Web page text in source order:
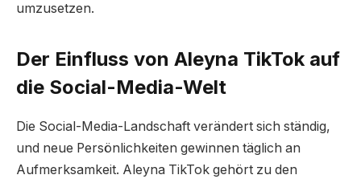
umzusetzen.
Der Einfluss von Aleyna TikTok auf
die Social-Media-Welt
Die Social-Media-Landschaft verändert sich ständig,
und neue Persönlichkeiten gewinnen täglich an
Aufmerksamkeit. Aleyna TikTok gehört zu den